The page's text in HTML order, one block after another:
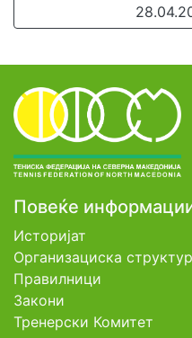
Повеќе
Историјат
Организациска
Правилници
Закони
Тренерски Комитет